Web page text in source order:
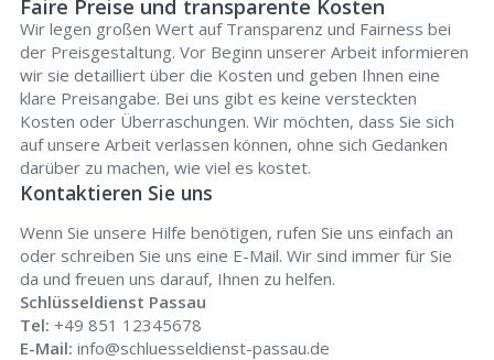
Faire Preise und transparente Kosten
Wir legen großen Wert auf Transparenz und Fairness bei
der Preisgestaltung. Vor Beginn unserer Arbeit informieren
wir sie detailliert über die Kosten und geben Ihnen eine
klare Preisangabe. Bei uns gibt es keine versteckten
Kosten oder Überraschungen. Wir möchten, dass Sie sich
auf unsere Arbeit verlassen können, ohne sich Gedanken
darüber zu machen, wie viel es kostet.
Kontaktieren Sie uns
Wenn Sie unsere Hilfe benötigen, rufen Sie uns einfach an
oder schreiben Sie uns eine E-Mail. Wir sind immer für Sie
da und freuen uns darauf, Ihnen zu helfen.
Schlüsseldienst Passau
Tel: +49 851 12345678
E-Mail: info@schluesseldienst-passau.de